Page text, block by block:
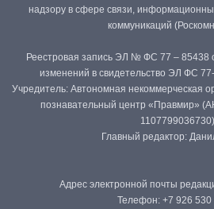
надзору в сфере связи,
коммуникаций
Реестровая запись ЭЛ № ФС 77 – 85438
изменений в свидетельство ЭЛ ФС
Учредитель: Автономная некоммерческая
познавательный центр «Правмир»
1107799036730)
Главный редактор:
Адрес электронной почты
Телефон: +7 926 530